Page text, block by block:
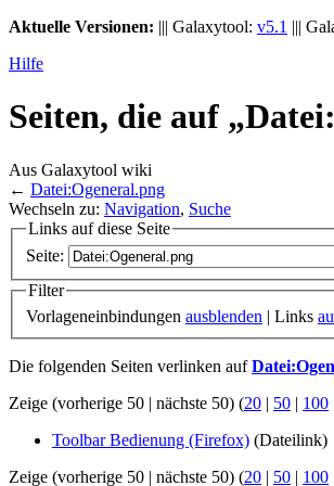
Aktuelle Versionen: ||| Galaxytool: v5.1 |||
Hilfe
Seiten, die auf
Aus Galaxytool wiki
← Datei:Ogeneral.png
Wechseln zu: Navigation, Suche
Links auf diese Seite
Seite:
Filter
Vorlageneinbindungen ausblenden | Links
Die folgenden Seiten verlinken auf
Zeige (vorherige 50 | nächste 50) (20 | 50 | 100
Toolbar Bedienung (Firefox) (Dateilink) ‎
Zeige (vorherige 50 | nächste 50) (20 | 50 | 100